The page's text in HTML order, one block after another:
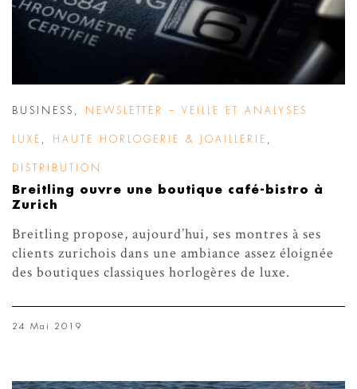
BUSINESS NEWSLETTER – VEILLE ET ANALYSES
LUXE HAUTE HORLOGERIE & JOAILLERIE
DISTRIBUTION
Breitling ouvre une boutique café-bistro à
Zurich
Breitling propose, aujourd’hui, ses montres à ses
clients zurichois dans une ambiance assez éloignée
des boutiques classiques horlogères de luxe.
24 Mai 2019